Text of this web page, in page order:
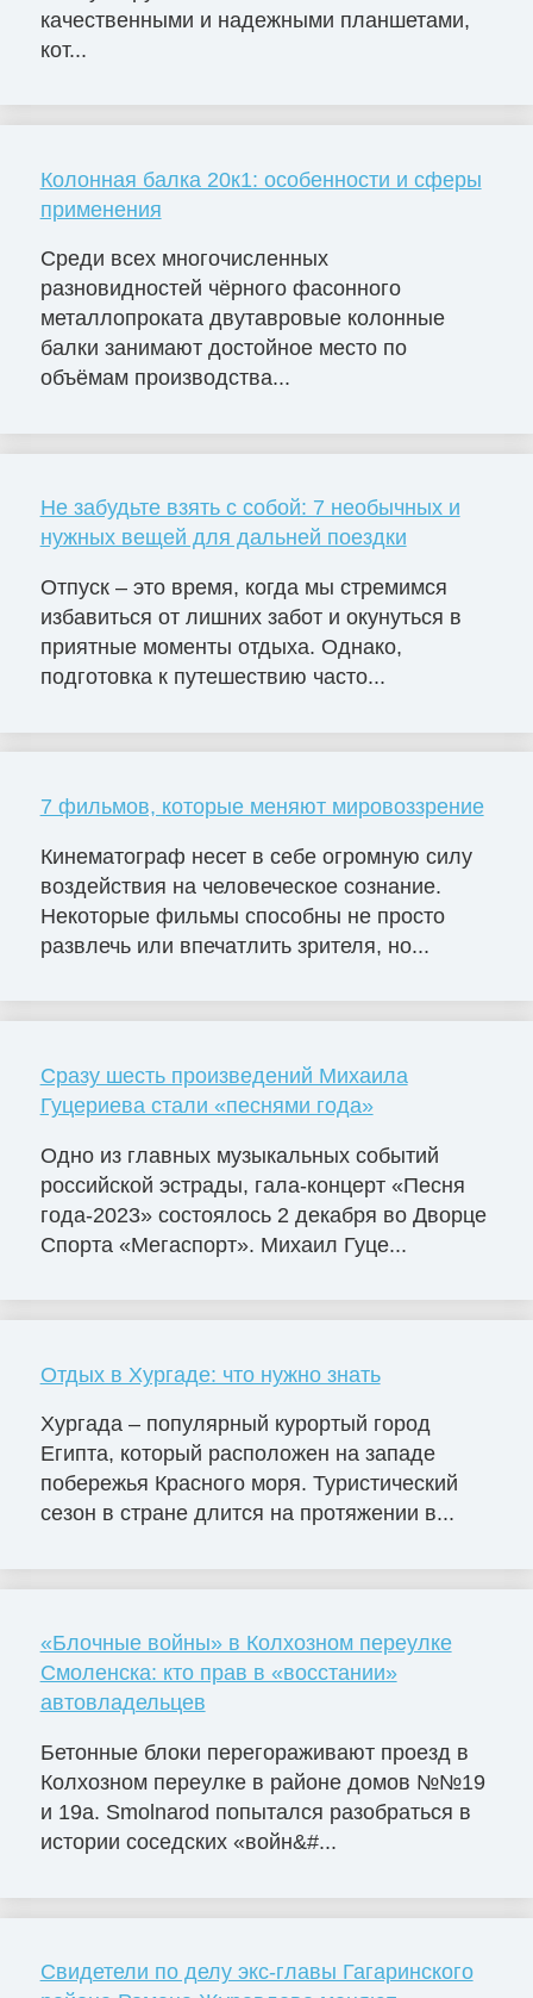
качественными и надежными планшетами,
кот...
Колонная балка 20к1: особенности и сферы
применения
Среди всех многочисленных
разновидностей чёрного фасонного
металлопроката двутавровые колонные
балки занимают достойное место по
объёмам производства...
Не забудьте взять с собой: 7 необычных и
нужных вещей для дальней поездки
Отпуск – это время, когда мы стремимся
избавиться от лишних забот и окунуться в
приятные моменты отдыха. Однако,
подготовка к путешествию часто...
7 фильмов, которые меняют мировоззрение
Кинематограф несет в себе огромную силу
воздействия на человеческое сознание.
Некоторые фильмы способны не просто
развлечь или впечатлить зрителя, но...
Сразу шесть произведений Михаила
Гуцериева стали «песнями года»
Одно из главных музыкальных событий
российской эстрады, гала-концерт «Песня
года-2023» состоялось 2 декабря во Дворце
Cпорта «Мегаспорт». Михаил Гуце...
Отдых в Хургаде: что нужно знать
Хургада – популярный курортый город
Египта, который расположен на западе
побережья Красного моря. Туристический
сезон в стране длится на протяжении в...
«Блочные войны» в Колхозном переулке
Смоленска: кто прав в «восстании»
автовладельцев
Бетонные блоки перегораживают проезд в
Колхозном переулке в районе домов №№19
и 19а. Smolnarod попытался разобраться в
истории соседских «войн&#...
Свидетели по делу экс-главы Гагаринского